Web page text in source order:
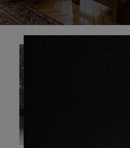
Préciser